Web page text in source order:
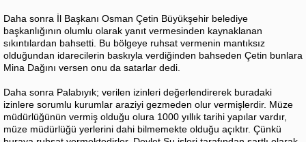
Daha sonra İl Başkanı Osman Çetin Büyükşehir belediye
başkanlığının olumlu olarak yanıt vermesinden kaynaklanan
sıkıntılardan bahsetti. Bu bölgeye ruhsat vermenin mantıksız
olduğundan idarecilerin baskıyla verdiğinden bahseden Çetin bunlara
Mina Dağını versen onu da satarlar dedi.
Daha sonra Palabıyık; verilen izinleri değerlendirerek buradaki
izinlere sorumlu kurumlar araziyi gezmeden olur vermişlerdir. Müze
müdürlüğünün vermiş olduğu olura 1000 yıllık tarihi yapılar vardır,
müze müdürlüğü yerlerini dahi bilmemekte olduğu açıktır. Çünkü